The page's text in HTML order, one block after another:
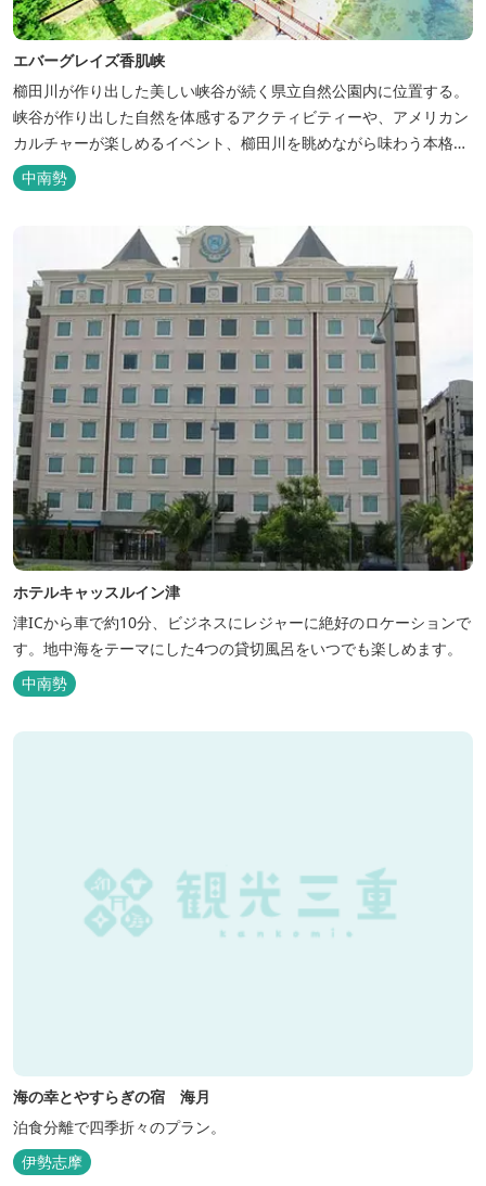
エバーグレイズ香肌峡
櫛田川が作り出した美しい峡谷が続く県立自然公園内に位置する。
峡谷が作り出した自然を体感するアクティビティーや、アメリカン
カルチャーが楽しめるイベント、櫛田川を眺めながら味わう本格的
なアメリカンＢＢＱを体験することができる。 松阪の観光情報は、
松阪観光インフォメーションサイト ワクワ...
中南勢
ホテルキャッスルイン津
津ICから車で約10分、ビジネスにレジャーに絶好のロケーションで
す。地中海をテーマにした4つの貸切風呂をいつでも楽しめます。
中南勢
海の幸とやすらぎの宿 海月
泊食分離で四季折々のプラン。
伊勢志摩